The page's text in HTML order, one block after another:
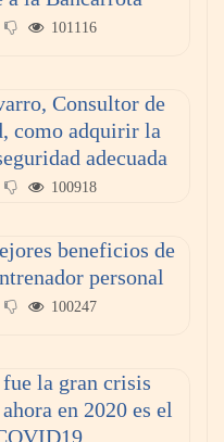
la forma de
101116
Consultor de
como adquirir la
adecuada
100918
beneficios de
personal
100247
la gran crisis
en 2020 es el